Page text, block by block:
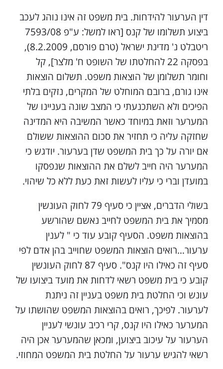
דין הערעור להידחות. בית משפט זה אינו נוהג לעכב
ביצוע תשלומו של קנס [ראו למשל: ע"פ 7593/08
ריטבלט נ' מדינת ישראל (טרם פורסם, 8.2.2009),
בפסקה 22 להחלטתו של השופט ח' מלצר], קל
וחומר תשלומן של הוצאות משפט. תשלום הוצאות
אינו גורם, ברובם המוחלט של המקרים, נזקים בלתי
הפיכים ולא השתכנעתי כי המצב שונה בעניינו של
המערער וזאת במיוחד כאשר המשיבה היא המדינה
שחזקה עליה כי תחזיר את סכום ההוצאות ששולם
אם יורה על כך בית המשפט שדן בערעור. יודגש כי
המערער היה חייב לשלם את ההוצאות שנפסקו
במועדן וברי כי עליו לעשות זאת כעת ללא כל שיהוי.
בשולי הדברים, אציין כי סעיף 79 לחוק העונשין
מסמיך את בית המשפט לחייב נאשם שהורשע
בהוצאות משפט. הסעיף קובע עוד כי " לענין
ערעור…רואים הוצאות המשפט שחוייב בהן אדם לפי
סעיף זה כאילו היו קנס". סעיף 87 לחוק העונשין
קובע כי בית משפט רשאי לדחות את מועד ביצועו של
עונש וכי החלטת בית משפט בעניין זה ניתנת
לערעור. לפיכך, רואים בהוצאות המשפט שהושתו על
המערער כאילו היו קנס, קרי רכיב עונשי לעניין
הערעור על עיכוב ביצוען, ומכאן שהמערער אכן היה
רשאי להגיש ערעור על החלטת בית המשפט המחוזי.